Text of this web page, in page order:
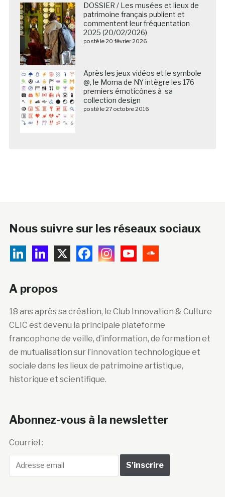
DOSSIER / Les musées et lieux de
patrimoine français publient et
commentent leur fréquentation
2025 (20/02/2026)
posté le 20 février 2026
Après les jeux vidéos et le symbole
@, le Moma de NY intègre les 176
premiers émoticônes à sa
collection design
posté le 27 octobre 2016
Nous suivre sur les réseaux sociaux
A propos
18 ans après sa création, le Club Innovation & Culture
CLIC est devenu la principale plateforme
francophone de veille, d’information, de formation et
de mutualisation sur l’innovation technologique et
sociale dans les lieux de patrimoine artistique,
historique et scientifique.
Abonnez-vous à la newsletter
Courriel :